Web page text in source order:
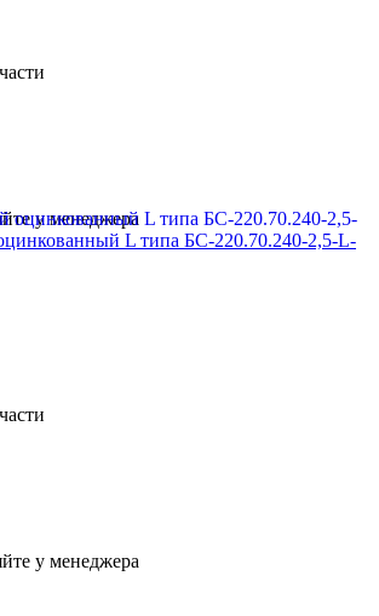
у менеджера
L типа БС-220.70.240-2,5-L-
у менеджера